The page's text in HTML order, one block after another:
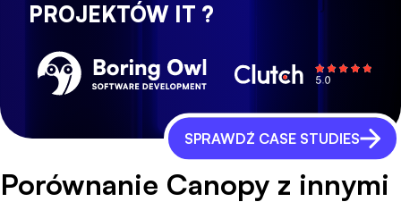
PROJEKTÓW IT ?
SPRAWDŹ CASE STUDIES
Porównanie Canopy z innymi